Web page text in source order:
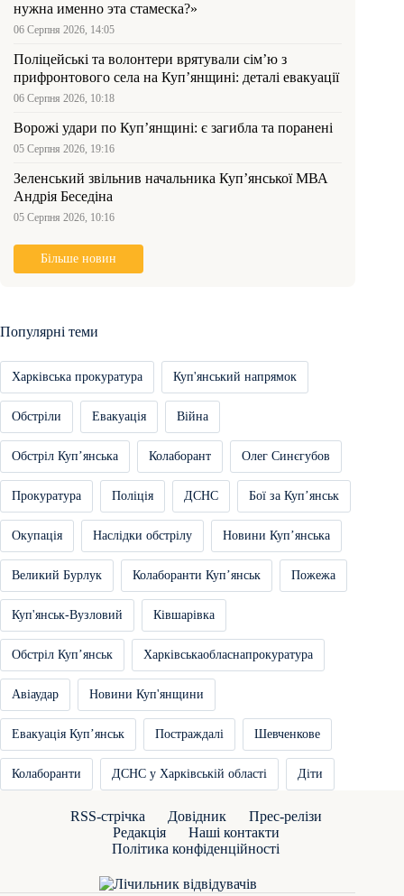
нужна именно эта стамеска?»
06 Серпня 2026, 14:05
Поліцейські та волонтери врятували сім’ю з
прифронтового села на Куп’янщині: деталі евакуації
06 Серпня 2026, 10:18
Ворожі удари по Куп’янщині: є загибла та поранені
05 Серпня 2026, 19:16
Зеленський звільнив начальника Купʼянської МВА
Андрія Беседіна
05 Серпня 2026, 10:16
Більше новин
Популярні теми
Харківська прокуратура Куп'янський напрямок
Обстріли Евакуація Війна
Обстріл Купʼянська Колаборант Олег Синєгубов
Прокуратура Поліція ДСНС Бої за Купʼянськ
Окупація Наслідки обстрілу Новини Купʼянська
Великий Бурлук Колаборанти Купʼянськ Пожежа
Куп'янськ-Вузловий Ківшарівка
Обстріл Купʼянськ Харківськаобласнапрокуратура
Авіаудар Новини Куп'янщини
Евакуація Купʼянськ Постраждалі Шевченкове
Колаборанти ДСНС у Харківській області Діти
RSS-стрічка Довідник
Прес-релізи
Редакція
Наші контакти
Політика конфіденційності